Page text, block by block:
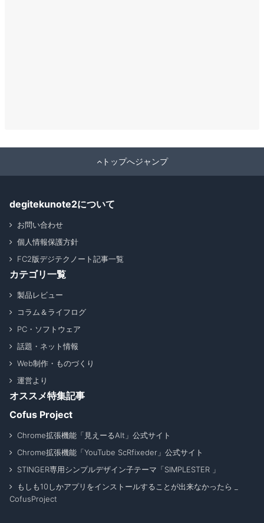
トップへジャンプ
degitekunote2について
お問い合わせ
個人情報保護方針
FC2版デジテクノート記事一覧
カテゴリ一覧
製品レビュー
コラム＆ライフログ
PC・ソフトウェア
話題・ネット情報
Web制作・ものづくり
運営より
オススメ特集記事
Cofus Project
Chrome拡張機能「見えーるAlt」公式サイト
Chrome拡張機能「YouTube ScRfixeder」公式サイト
STINGER専用シンプルデザイン子テーマ「SIMPLESTER 」
もしも10しかアプリをインストールすることが出来なかったら _
CofusProject